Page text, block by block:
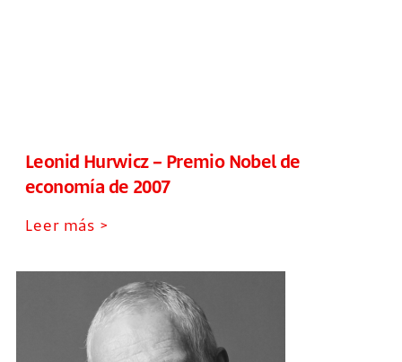
Leonid Hurwicz – Premio Nobel de
economía de 2007
Leer más >